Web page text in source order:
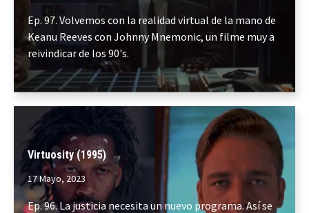
Ep. 97. Volvemos con la realidad virtual de la mano de
Keanu Reeves con Johnny Mnemonic, un filme muy a
reivindicar de los 90's.
Virtuosity (1995)
17 Mayo, 2023
Ep. 96. La justicia necesita un nuevo programa. Así se